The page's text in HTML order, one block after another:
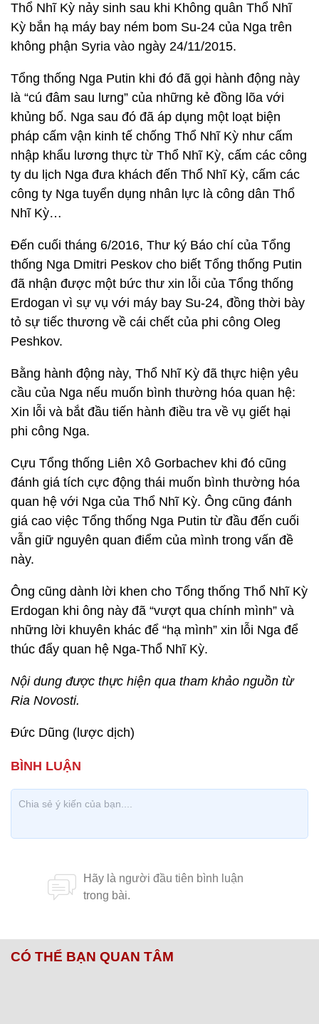
Thổ Nhĩ Kỳ nảy sinh sau khi Không quân Thổ Nhĩ
Kỳ bắn hạ máy bay ném bom Su-24 của Nga trên
không phận Syria vào ngày 24/11/2015.
Tổng thống Nga Putin khi đó đã gọi hành động này
là “cú đâm sau lưng” của những kẻ đồng lõa với
khủng bố. Nga sau đó đã áp dụng một loạt biện
pháp cấm vận kinh tế chống Thổ Nhĩ Kỳ như cấm
nhập khẩu lương thực từ Thổ Nhĩ Kỳ, cấm các công
ty du lịch Nga đưa khách đến Thổ Nhĩ Kỳ, cấm các
công ty Nga tuyển dụng nhân lực là công dân Thổ
Nhĩ Kỳ…
Đến cuối tháng 6/2016, Thư ký Báo chí của Tổng
thống Nga Dmitri Peskov cho biết Tổng thống Putin
đã nhận được một bức thư xin lỗi của Tổng thống
Erdogan vì sự vụ với máy bay Su-24, đồng thời bày
tỏ sự tiếc thương về cái chết của phi công Oleg
Peshkov.
Bằng hành động này, Thổ Nhĩ Kỳ đã thực hiện yêu
cầu của Nga nếu muốn bình thường hóa quan hệ:
Xin lỗi và bắt đầu tiến hành điều tra về vụ giết hại
phi công Nga.
Cựu Tổng thống Liên Xô Gorbachev khi đó cũng
đánh giá tích cực động thái muốn bình thường hóa
quan hệ với Nga của Thổ Nhĩ Kỳ. Ông cũng đánh
giá cao việc Tổng thống Nga Putin từ đầu đến cuối
vẫn giữ nguyên quan điểm của mình trong vấn đề
này.
Ông cũng dành lời khen cho Tổng thống Thổ Nhĩ Kỳ
Erdogan khi ông này đã “vượt qua chính mình” và
những lời khuyên khác để “hạ mình” xin lỗi Nga để
thúc đẩy quan hệ Nga-Thổ Nhĩ Kỳ.
Nội dung được thực hiện qua tham khảo nguồn từ
Ria Novosti.
Đức Dũng (lược dịch)
CÓ THỂ BẠN QUAN TÂM